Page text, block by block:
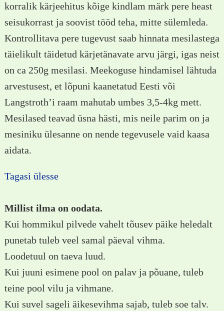
korralik kärjeehitus kõige kindlam märk pere heast
seisukorrast ja soovist tööd teha, mitte sülemleda.
Kontrollitava pere tugevust saab hinnata mesilastega
täielikult täidetud kärjetänavate arvu järgi, igas neist
on ca 250g mesilasi. Meekoguse hindamisel lähtuda
arvestusest, et lõpuni kaanetatud Eesti või
Langstroth’i raam mahutab umbes 3,5-4kg mett.
Mesilased teavad üsna hästi, mis neile parim on ja
mesiniku ülesanne on nende tegevusele vaid kaasa
aidata.
Tagasi ülesse
Millist ilma on oodata.
Kui hommikul pilvede vahelt tõusev päike heledalt
punetab tuleb veel samal päeval vihma.
Loodetuul on taeva luud.
Kui juuni esimene pool on palav ja põuane, tuleb
teine pool vilu ja vihmane.
Kui suvel sageli äikesevihma sajab, tuleb soe talv.